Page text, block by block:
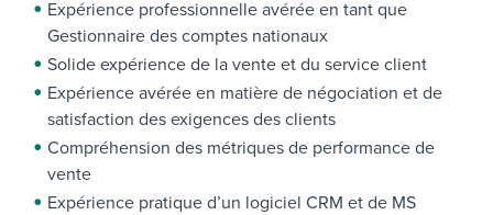
Expérience professionnelle avérée en tant que
Gestionnaire des comptes nationaux
Solide expérience de la vente et du service client
Expérience avérée en matière de négociation et de
satisfaction des exigences des clients
Compréhension des métriques de performance de
vente
Expérience pratique d’un logiciel CRM et de MS